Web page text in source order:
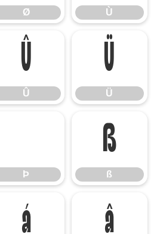
Ø Ù
Û
Û
Ü
Ü
Þ
ß
ß
á â